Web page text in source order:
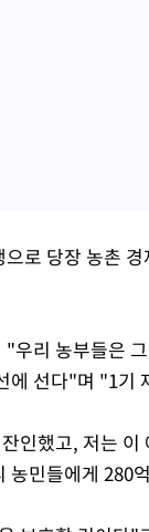
로 당장 농촌
우리 농부들은
에 선다"며 "1기
인했고, 저는
민들에게 280